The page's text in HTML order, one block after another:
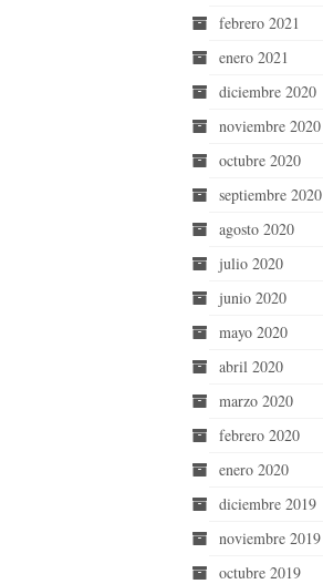
febrero 2021
enero 2021
diciembre 2020
noviembre 2020
octubre 2020
septiembre 2020
agosto 2020
julio 2020
junio 2020
mayo 2020
abril 2020
marzo 2020
febrero 2020
enero 2020
diciembre 2019
noviembre 2019
octubre 2019